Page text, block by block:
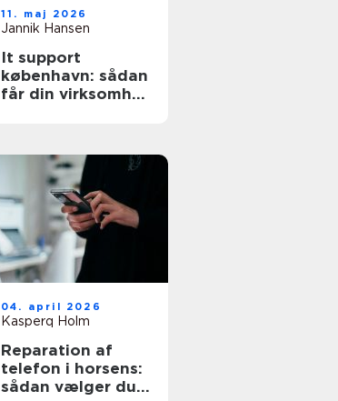
11. maj 2026
Jannik Hansen
It support
københavn: sådan
får din virksomhed
04. april 2026
Kasperq Holm
Reparation af
telefon i horsens:
sådan vælger du